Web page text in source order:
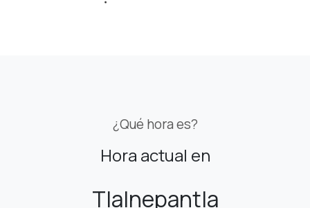
¿Qué hora es?
Hora actual en
Tlalnepantla